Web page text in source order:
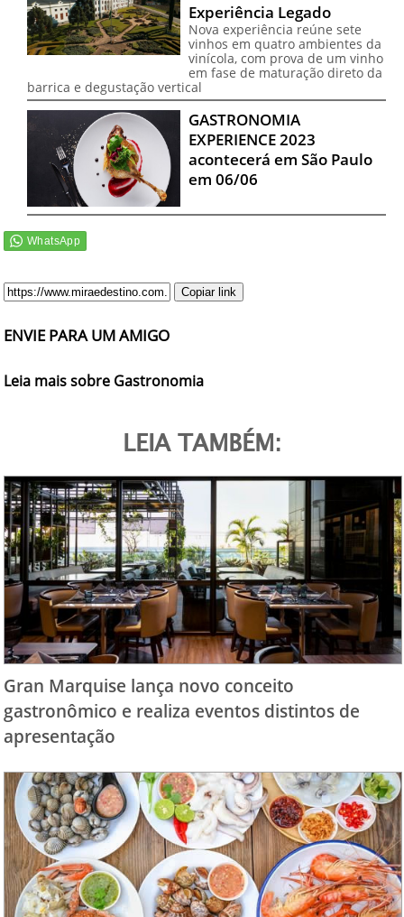
Experiência Legado
Nova experiência reúne sete
vinhos em quatro ambientes da
vinícola, com prova de um vinho
em fase de maturação direto da
barrica e degustação vertical
GASTRONOMIA
EXPERIENCE 2023
acontecerá em São Paulo
em 06/06
Copiar link
ENVIE PARA UM AMIGO
Leia mais sobre Gastronomia
LEIA TAMBÉM:
Gran Marquise lança novo conceito
gastronômico e realiza eventos distintos de
apresentação